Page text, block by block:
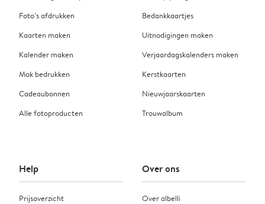
Foto’s afdrukken
Kaarten maken
Kalender maken
Mok bedrukken
Cadeaubonnen
Alle fotoproducten
Bedankkaartjes
Uitnodigingen maken
Verjaardagskalenders maken
Kerstkaarten
Nieuwjaarskaarten
Trouwalbum
Help
Prijsoverzicht
Over ons
Over albelli